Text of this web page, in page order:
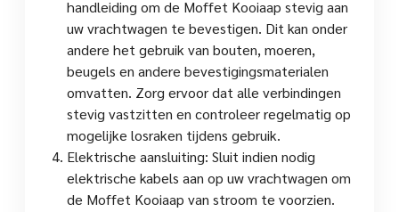
handleiding om de Moffet Kooiaap stevig aan
uw vrachtwagen te bevestigen. Dit kan onder
andere het gebruik van bouten, moeren,
beugels en andere bevestigingsmaterialen
omvatten. Zorg ervoor dat alle verbindingen
stevig vastzitten en controleer regelmatig op
mogelijke losraken tijdens gebruik.
Elektrische aansluiting: Sluit indien nodig
elektrische kabels aan op uw vrachtwagen om
de Moffet Kooiaap van stroom te voorzien.